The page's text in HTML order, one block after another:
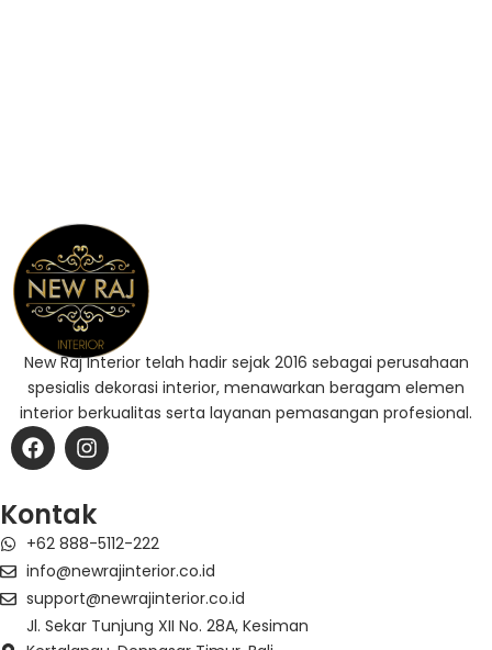
New Raj Interior telah hadir sejak 2016 sebagai perusahaan
spesialis dekorasi interior, menawarkan beragam elemen
interior berkualitas serta layanan pemasangan profesional.
F
a
e
b
o
o
k
I
n
t
a
g
r
a
m
Kontak
+62 888-5112-222
info@newrajinterior.co.id
support@newrajinterior.co.id
Jl. Sekar Tunjung XII No. 28A, Kesiman